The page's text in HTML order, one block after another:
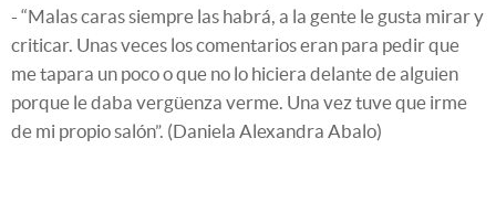
- “Malas caras siempre las habrá, a la gente le gusta mirar y
criticar. Unas veces los comentarios eran para pedir que
me tapara un poco o que no lo hiciera delante de alguien
porque le daba vergüenza verme. Una vez tuve que irme
de mi propio salón”. (Daniela Alexandra Abalo)